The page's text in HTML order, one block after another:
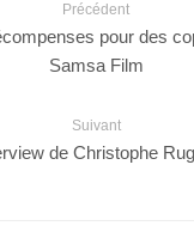
Précédent
pour des
Samsa Film
Suivant
de Christophe